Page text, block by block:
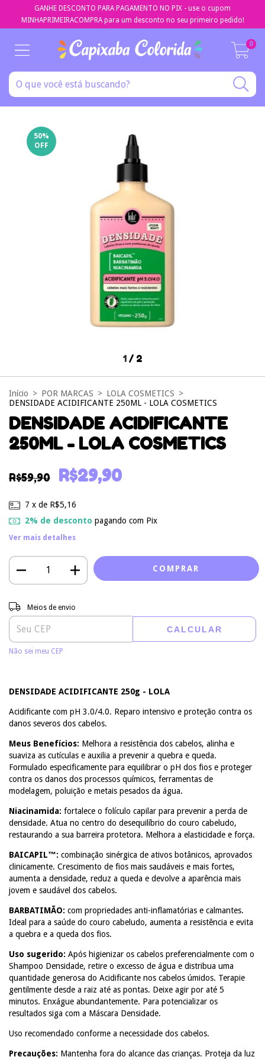
GANHE DESCONTO PARA PAGAMENTO NO PIX - use o cupom
MINHAPRIMEIRACOMPRA para um desconto no seu primeiro pedido!
0
50%
OFF
1 / 2
Início > POR MARCAS > LOLA COSMETICS >
DENSIDADE ACIDIFICANTE 250ML - LOLA COSMETICS
DENSIDADE ACIDIFICANTE
250ML - LOLA COSMETICS
R$59,90 R$29,90
7 x de R$5,16
2% de desconto pagando com Pix
Ver mais detalhes
Entregas para o CEP:
Meios de envio
CALCULAR
Não sei meu CEP
DENSIDADE ACIDIFICANTE 250g - LOLA
Acidificante com pH 3.0/4.0. Reparo intensivo e proteção contra os
danos severos dos cabelos.
Meus Benefícios: Melhora a resistência dos cabelos, alinha e
suaviza as cutículas e auxilia a prevenir a quebra e queda.
Formulado especificamente para equilibrar o pH dos fios e proteger
contra os danos dos processos químicos, ferramentas de
modelagem, poluição e metais pesados da água.
Niacinamida: fortalece o folículo capilar para prevenir a perda de
densidade. Atua no centro do desequilíbrio do couro cabeludo,
restaurando a sua barreira protetora. Melhora a elasticidade e força.
BAICAPIL™: combinação sinérgica de ativos botânicos, aprovados
clinicamente. Crescimento de fios mais saudáveis e mais fortes,
aumenta a densidade, reduz a queda e devolve a aparência mais
jovem e saudável dos cabelos.
BARBATIMÃO: com propriedades anti-inflamatórias e calmantes.
Ideal para a saúde do couro cabeludo, aumenta a resistência e evita
a quebra e a queda dos fios.
Uso sugerido: Após higienizar os cabelos preferencialmente com o
Shampoo Densidade, retire o excesso de água e distribua uma
quantidade generosa do Acidificante nos cabelos úmidos. Terapie
gentilmente desde a raiz até as pontas. Deixe agir por até 5
minutos. Enxágue abundantemente. Para potencializar os
resultados siga com a Máscara Densidade.
Uso recomendado conforme a necessidade dos cabelos.
Precauções: Mantenha fora do alcance das crianças. Proteja da luz